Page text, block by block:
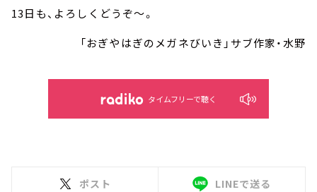
13日も、よろしくどうぞ～。
「おぎやはぎのメガネびいき」サブ作家・水野
タイムフリーで聴く
ポスト LINEで送る